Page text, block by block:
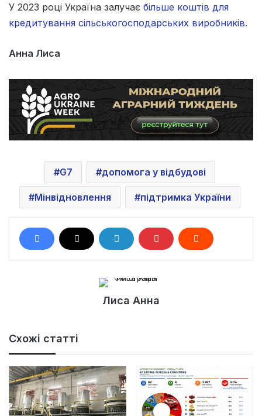
У 2023 році Україна залучає більше коштів для
кредитування сільськогосподарських виробників.
Анна Лиса
G7 допомога у відбудові
Мінвідновлення підтримка України
Лиса Анна
Схожі статті